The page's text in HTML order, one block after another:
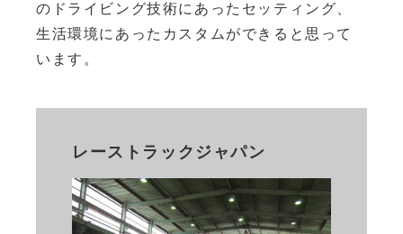
のドライビング技術にあったセッティング、
生活環境にあったカスタムができると思って
います。
レーストラックジャパン